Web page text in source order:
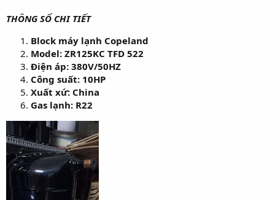
THÔNG SỐ CHI TIẾT
Block máy lạnh Copeland
Model: ZR125KC TFD 522
Điện áp: 380V/50HZ
Công suất: 10HP
Xuất xứ: China
Gas lạnh: R22